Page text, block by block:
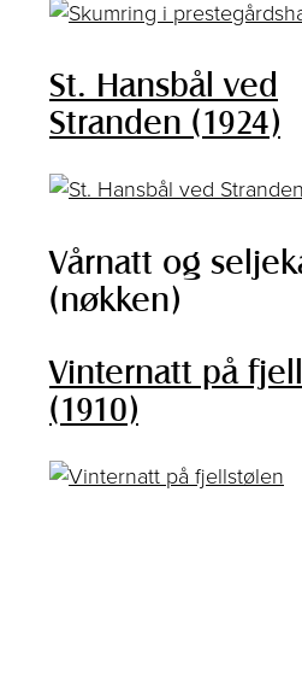
St. Hansbål ved
Stranden (1924)
Vårnatt og
(nøkken)
Vinternatt på
(1910)